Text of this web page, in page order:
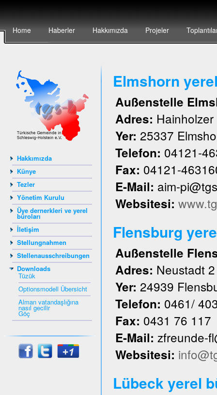
Home Haberler Hakkımızda Projeler
Hakkımızda
Künye
Tezler
Yönetim Kurulu
Üye dernerkleri ve yerel
büroları
İletişim
Stellungnahmen
Stellenausschreibungen
Downloads
Tüzük
Optionsmodell Übersicht
Alman vatandaşlığına
nasıl gecilir
Göç
Elmshorn
Außenstelle
Adres:
Yer: 25337
Telefon: 04121-
Fax: 04121-
E-Mail: aim-
Websitesi:
Flensburg
Außenstelle
Adres: Neustadt 2
Yer: 24939
Telefon: 0461/
Fax: 0431 76 117
E-Mail: zfreunde-
Websitesi:
Lübeck yerel